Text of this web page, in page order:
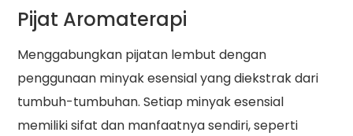
Pijat Aromaterapi
Menggabungkan pijatan lembut dengan
penggunaan minyak esensial yang diekstrak dari
tumbuh-tumbuhan. Setiap minyak esensial
memiliki sifat dan manfaatnya sendiri, seperti